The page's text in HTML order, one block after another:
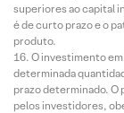
superiores ao capital
é de curto prazo e o
produto.
O investimento
determinada
prazo determinado. O
pelos investidores,